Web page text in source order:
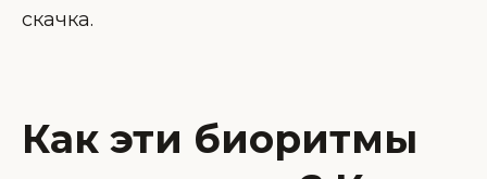
скачка.
Как эти биоритмы